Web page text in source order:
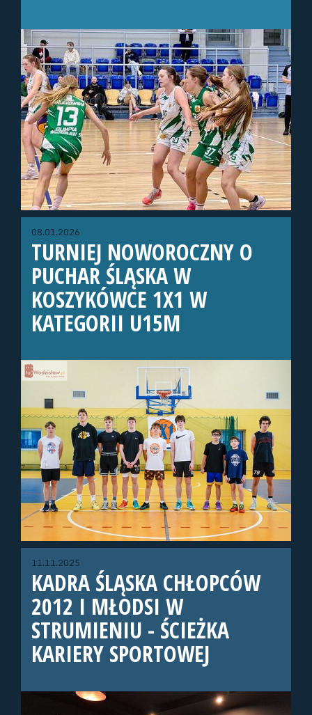
08.01.2026
TURNIEJ NOWOROCZNY O
PUCHAR ŚLĄSKA W
KOSZYKÓWCE 1X1 W
KATEGORII U15M
11.11.2025
KADRA ŚLĄSKA CHŁOPCÓW
2012 I MŁODSI W
STRUMIENIU - ŚCIEŻKA
KARIERY SPORTOWEJ